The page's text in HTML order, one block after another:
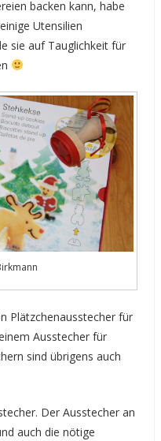
backen kann, habe
Utensilien
sie auf Tauglichkeit für
Plätzchenausstecher für
Ausstecher für
sind übrigens auch
Der Ausstecher an
auch die nötige